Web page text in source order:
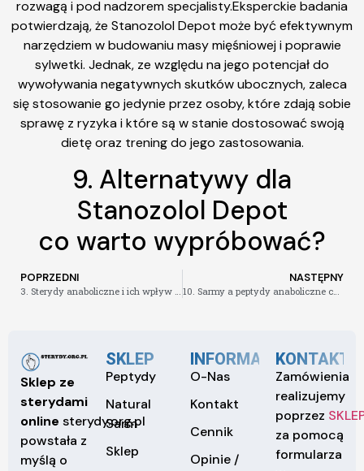
rozwagą i pod nadzorem specjalisty.Eksperckie badania
potwierdzają, że Stanozolol Depot może być efektywnym
narzędziem w budowaniu masy mięśniowej i poprawie
sylwetki. Jednak, ze względu na jego potencjał do
wywoływania negatywnych skutków ubocznych, zaleca
się stosowanie go jedynie przez osoby, które zdają sobie
sprawę z ryzyka i które są w stanie dostosować swoją
dietę oraz trening do jego zastosowania.
9. Alternatywy dla
Stanozolol Depot
co warto wypróbować?
POPRZEDNI
3. Sterydy anaboliczne i ich wpływ na organizm – Stanozolol na tapecie
NASTĘPNY
10. Sarmy a peptydy anaboliczne co wybrać dla lepszej wydajności i efektów
Sklep ze
sterydami
online sterydy.org.pl
powstała z
myślą o
SKLEP
Peptydy
Natural
Sarm
Sklep
INFORMACJE
O-Nas
Kontakt
Cennik
Opinie /
KONTAKT
Zamówienia
realizujemy
poprzez
za pomocą
formularza